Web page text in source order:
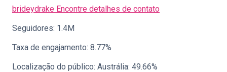
brideydrake Encontre detalhes de contato
Seguidores: 1.4M
Taxa de engajamento: 8.77%
Localização do público: Austrália: 49.66%